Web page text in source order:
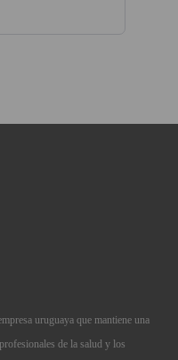
uruguaya que mantiene una
de la salud y los